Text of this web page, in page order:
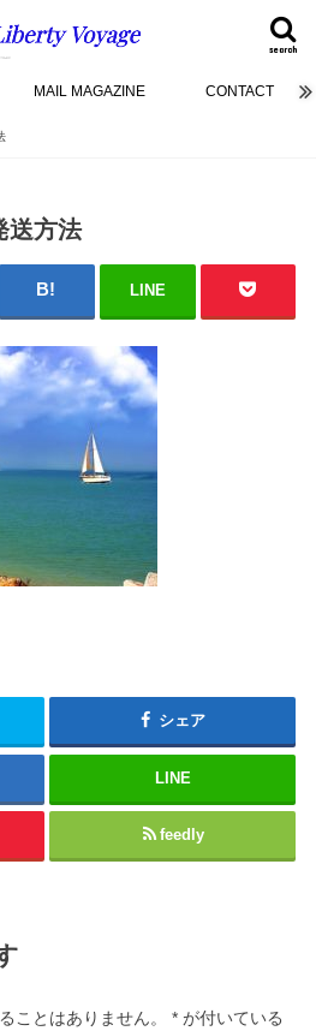
search
MAIL MAGAZINE CONTACT
送方法
LINE
シェア
LINE
feedly
ことはありません。 * が付いている